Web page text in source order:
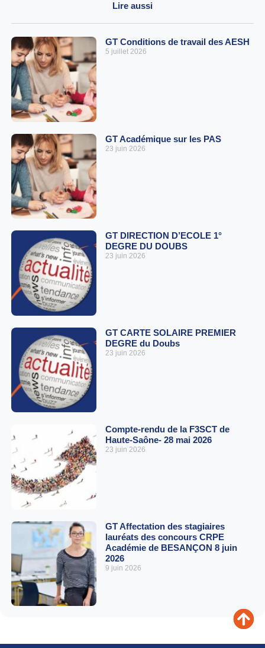
Lire aussi
GT Conditions de travail des AESH
5 juillet 2026
GT Académique sur les PAS
23 juin 2026
GT DIRECTION D’ECOLE 1°
DEGRE DU DOUBS
23 juin 2026
GT CARTE SOLAIRE PREMIER
DEGRE du Doubs
23 juin 2026
Compte-rendu de la F3SCT de
Haute-Saône- 28 mai 2026
23 juin 2026
GT Affectation des stagiaires
lauréats des concours CRPE
Académie de BESANÇON 8 juin
2026
9 juin 2026